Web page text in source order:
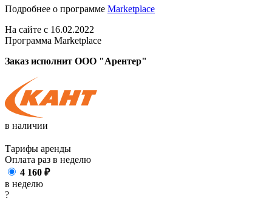
Подробнее о программе Marketplace
На сайте с 16.02.2022
Программа Marketplace
Заказ исполнит ООО "Арентер"
в наличии
Тарифы аренды
Оплата раз в неделю
4 160 ₽
в неделю
?